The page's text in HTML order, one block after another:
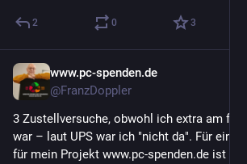
2 0 3
www.pc-spenden.de
@FranzDoppler
3 Zustellversuche, obwohl ich extra am
war – laut UPS war ich "nicht da". Für eine
für mein Projekt www.pc-spenden.de ist